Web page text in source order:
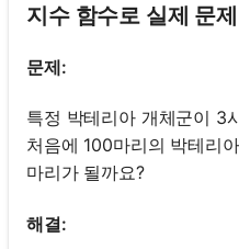
지수 함수로 실제 문
문제:
특정 박테리아 개체군이 3
처음에 100마리의 박테리
마리가 될까요?
해결: